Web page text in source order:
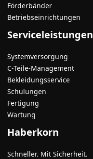
Förderbänder
Betriebseinrichtungen
Serviceleistungen
Systemversorgung
C-Teile-Management
Bekleidungsservice
Schulungen
Fertigung
Wartung
Haberkorn
Schneller. Mit Sicherheit.